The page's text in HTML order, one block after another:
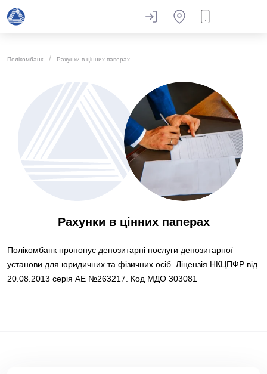
Полікомбанк Рахунки в цінних паперах
Рахунки в цінних паперах
Полікомбанк пропонує депозитарні послуги депозитарної
установи для юридичних та фізичних осіб. Ліцензія НКЦПФР від
20.08.2013 серія АЕ №263217. Код МДО 303081